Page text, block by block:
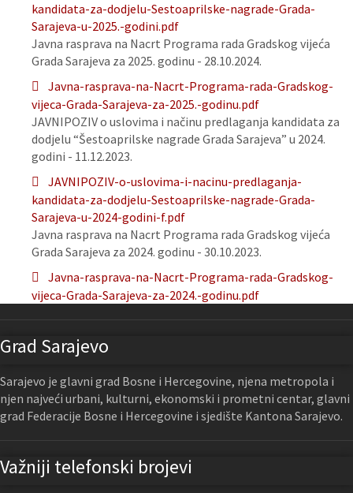
kandidata-za-dodjelu-Sestoaprilske-nagrade-Grada-
Sarajeva-u-2025.-godini.pdf
Javna rasprava na Nacrt Programa rada Gradskog vijeća
Grada Sarajeva za 2025. godinu - 28.10.2024.
Javna-rasprava-na-Nacrt-Programa-rada-Gradskog-
vijeca-Grada-Sarajeva-za-2025.-godinu.pdf
JAVNIPOZIV o uslovima i načinu predlaganja kandidata za
dodjelu “Šestoaprilske nagrade Grada Sarajeva” u 2024.
godini - 11.12.2023.
JAVNIPOZIV-o-uslovima-i-nacinu-predlaganja-
kandidata-za-dodjelu-Sestoaprilske-nagrade-Grada-
Sarajeva-u-2024-godini-f.pdf
Javna rasprava na Nacrt Programa rada Gradskog vijeća
Grada Sarajeva za 2024. godinu - 30.10.2023.
Javna-rasprava-na-Nacrt-Programa-rada-Gradskog-
vijeca-Grada-Sarajeva-za-2024.-godinu.pdf
Grad Sarajevo
Sarajevo je glavni grad Bosne i Hercegovine, njena metropola i
njen najveći urbani, kulturni, ekonomski i prometni centar, glavni
grad Federacije Bosne i Hercegovine i sjedište Kantona Sarajevo.
Važniji telefonski brojevi